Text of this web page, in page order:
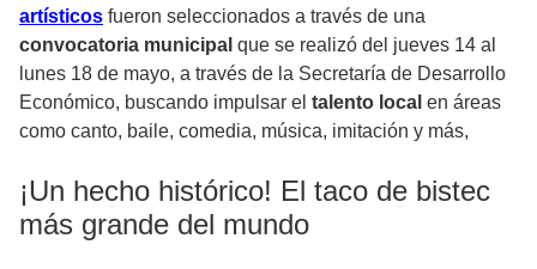
artísticos fueron seleccionados a través de una
convocatoria municipal que se realizó del jueves 14 al
lunes 18 de mayo, a través de la Secretaría de Desarrollo
Económico, buscando impulsar el talento local en áreas
como canto, baile, comedia, música, imitación y más,
¡Un hecho histórico! El taco de bistec
más grande del mundo